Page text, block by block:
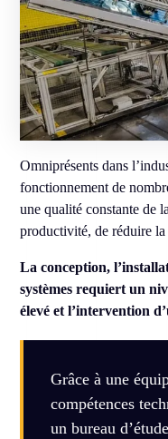
Omniprésents dans
fonctionnement de
une qualité constante de
productivité, de réduire
La conception,
systèmes requiert un
élevé et l’intervention
Grâce à une
compétences
un bureau